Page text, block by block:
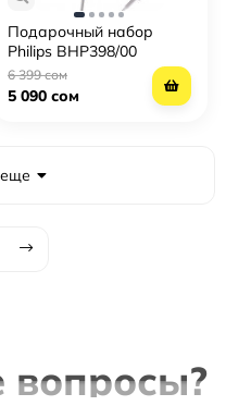
Подарочный набор
Philips BHP398/00
6 399 сом
5 090 сом